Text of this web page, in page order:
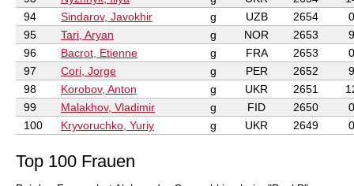
94
Sindarov, Javokhir g UZB 2654
0
95
Tari, Aryan g NOR 2653
9
96
Bacrot, Etienne g FRA 2653
0
97
Cori, Jorge g PER 2652
9
98
Korobov, Anton g UKR 2651
99
Malakhov, Vladimir g FID 2650
0
100
Kryvoruchko, Yuriy g UKR 2649 0
Top 100 Frauen